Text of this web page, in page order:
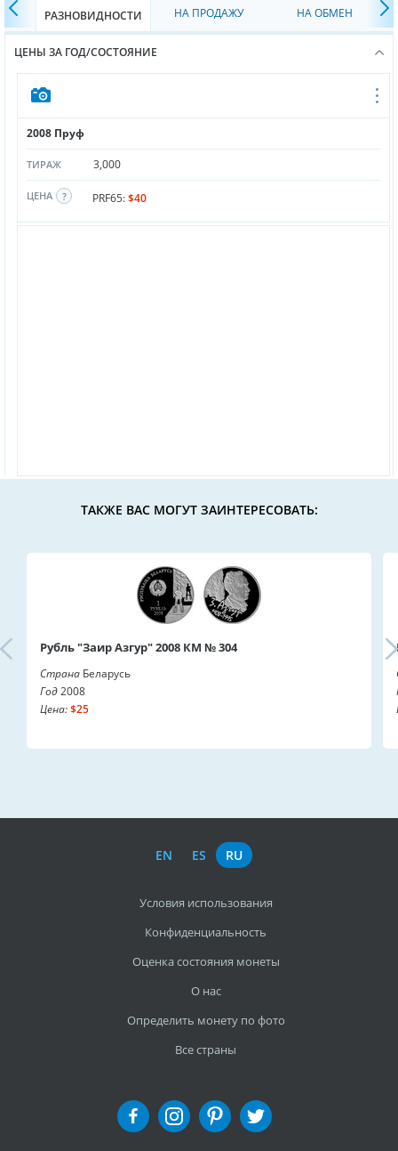
РАЗНОВИДНОСТИ НА ПРОДАЖУ НА ОБМЕН
ЦЕНЫ ЗА ГОД/СОСТОЯНИЕ
2008 Пруф
ТИРАЖ 3,000
ЦЕНА PRF65:$40
ТАКЖЕ ВАС МОГУТ ЗАИНТЕРЕСОВАТЬ:
Рубль "Заир Азгур" 2008 КМ № 304
Страна Беларусь
Год2008
Цена:$25
EN ES RU
Условия использования
Конфиденциальность
Оценка состояния монеты
О нас
Определить монету по фото
Все страны